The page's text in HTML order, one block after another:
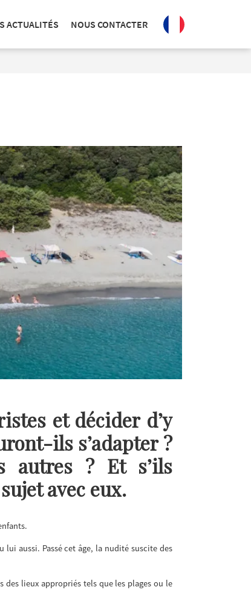
ACTUALITÉS NOUS CONTACTER
et décider d’y
ils s’adapter ?
autres ? Et s’ils
avec eux.
aussi. Passé cet âge, la nudité suscite des
lieux appropriés tels que les plages ou le